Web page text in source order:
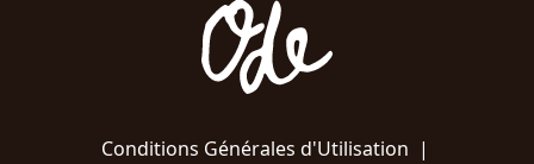
Conditions Générales d'Utilisation |